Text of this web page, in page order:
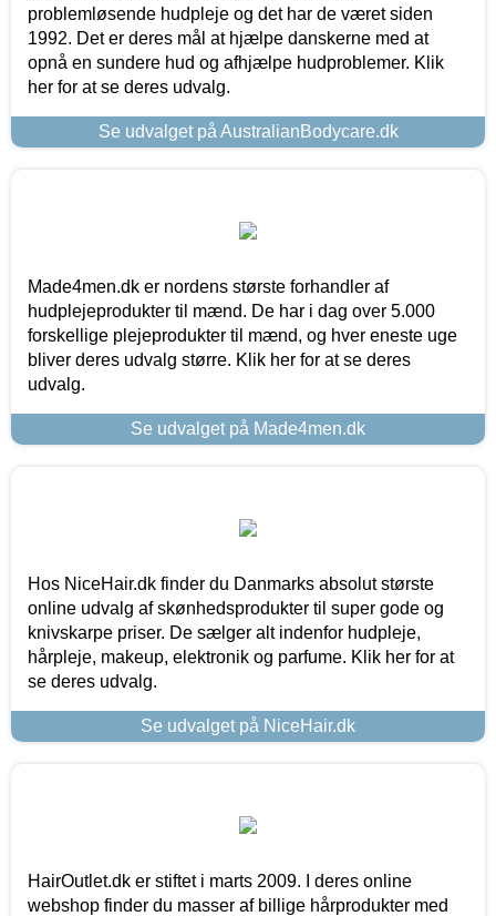
problemløsende hudpleje og det har de været siden
1992. Det er deres mål at hjælpe danskerne med at
opnå en sundere hud og afhjælpe hudproblemer. Klik
her for at se deres udvalg.
Se udvalget på AustralianBodycare.dk
Made4men.dk er nordens største forhandler af
hudplejeprodukter til mænd. De har i dag over 5.000
forskellige plejeprodukter til mænd, og hver eneste uge
bliver deres udvalg større. Klik her for at se deres
udvalg.
Se udvalget på Made4men.dk
Hos NiceHair.dk finder du Danmarks absolut største
online udvalg af skønhedsprodukter til super gode og
knivskarpe priser. De sælger alt indenfor hudpleje,
hårpleje, makeup, elektronik og parfume. Klik her for at
se deres udvalg.
Se udvalget på NiceHair.dk
HairOutlet.dk er stiftet i marts 2009. I deres online
webshop finder du masser af billige hårprodukter med